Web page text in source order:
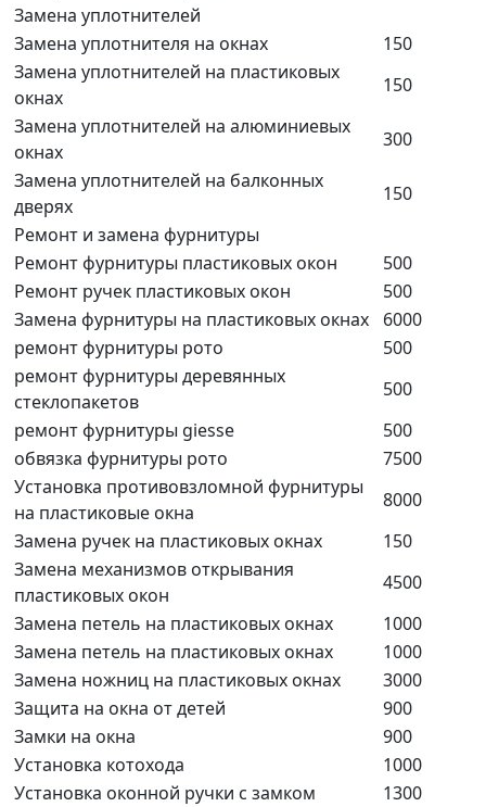
Замена уплотнителей
Замена уплотнителя на окнах
150
Замена уплотнителей на пластиковых
окнах
150
Замена уплотнителей на алюминиевых
окнах
300
Замена уплотнителей на балконных
дверях
150
Ремонт и замена фурнитуры
Ремонт фурнитуры пластиковых окон
500
Ремонт ручек пластиковых окон
500
Замена фурнитуры на пластиковых окнах
6000
ремонт фурнитуры рото
500
ремонт фурнитуры деревянных
стеклопакетов
500
ремонт фурнитуры giesse
500
обвязка фурнитуры рото
7500
Установка противовзломной фурнитуры
на пластиковые окна
8000
Замена ручек на пластиковых окнах
150
Замена механизмов открывания
пластиковых окон
4500
Замена петель на пластиковых окнах
1000
Замена петель на пластиковых окнах
1000
Замена ножниц на пластиковых окнах
3000
Защита на окна от детей
900
Замки на окна
900
Установка котохода
1000
Установка оконной ручки с замком
1300